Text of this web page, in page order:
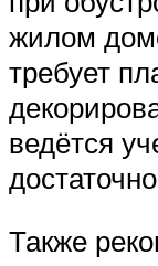
жилом
требует
ведётся
Также